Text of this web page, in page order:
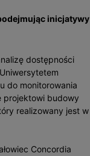
inicjatywy
dostępności
do monitorowania
projektowi budowy
realizowany jest w
Concordia